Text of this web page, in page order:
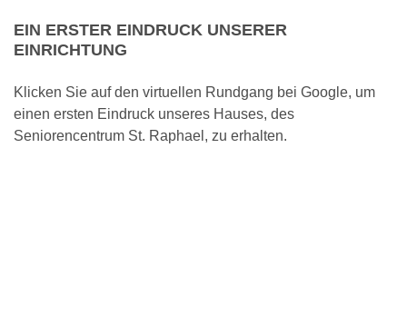
EIN ERSTER EINDRUCK UNSERER
EINRICHTUNG
Klicken Sie auf den virtuellen Rundgang bei Google, um
einen ersten Eindruck unseres Hauses, des
Seniorencentrum St. Raphael, zu erhalten.